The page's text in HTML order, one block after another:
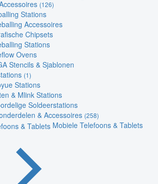
(126)
Stations
Accessoires
Chipsets
Stations
Ovens
Stencils & Sjablonen
(1)
Stations
& Mlink Stations
Soldeerstations
& Accessoires (258)
Mobiele Telefoons & Tablets